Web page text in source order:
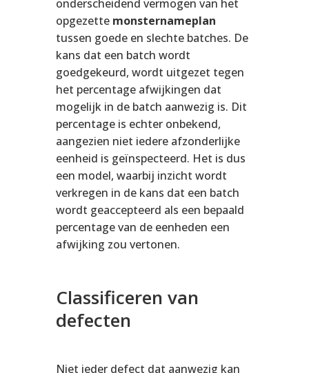
onderscheidend vermogen van het
opgezette monsternameplan
tussen goede en slechte batches. De
kans dat een batch wordt
goedgekeurd, wordt uitgezet tegen
het percentage afwijkingen dat
mogelijk in de batch aanwezig is. Dit
percentage is echter onbekend,
aangezien niet iedere afzonderlijke
eenheid is geïnspecteerd. Het is dus
een model, waarbij inzicht wordt
verkregen in de kans dat een batch
wordt geaccepteerd als een bepaald
percentage van de eenheden een
afwijking zou vertonen.
Classificeren van
defecten
Niet ieder defect dat aanwezig kan